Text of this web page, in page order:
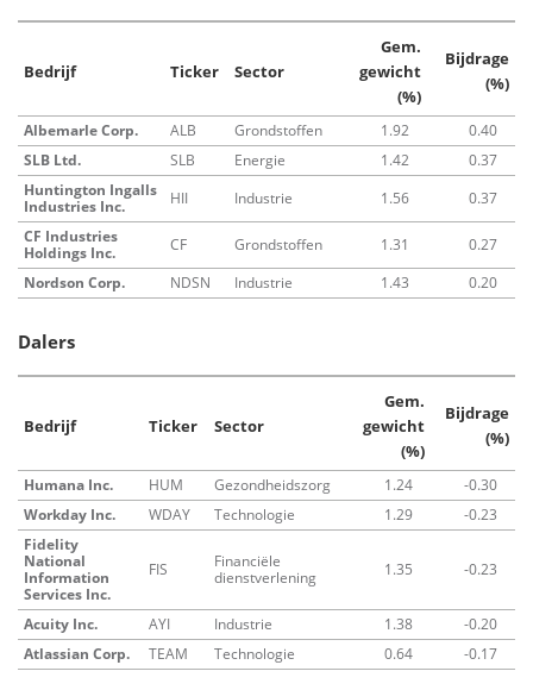
Bedrijf Ticker Sector
Gem.
gewicht
(%)
Bijdrage
(%)
Albemarle Corp. ALB Grondstoffen 1.92
0.40
SLB Ltd.
SLB Energie 1.42
0.37
Huntington Ingalls
Industries Inc.
HII Industrie 1.56
0.37
CF Industries
Holdings Inc.
CF Grondstoffen 1.31
0.27
Nordson Corp.
NDSN Industrie 1.43 0.20
Dalers
Bedrijf Ticker Sector
Gem.
gewicht
(%)
Bijdrage
(%)
Humana Inc. HUM Gezondheidszorg 1.24
-0.30
Workday Inc.
WDAY Technologie 1.29
-0.23
Fidelity
National
Information
Services Inc.
FIS
Financiële
dienstverlening
1.35 -0.23
Acuity Inc. AYI Industrie 1.38
-0.20
Atlassian Corp.
TEAM Technologie 0.64 -0.17